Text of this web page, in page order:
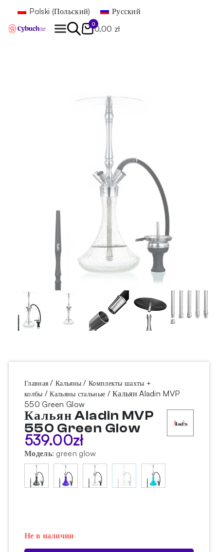
Polski (Польский) Русский
0
0,00 zł
Главная /Кальяны /Комплекты шахты +
колбы /Кальяны стальные / Кальян Aladin MVP
550 Green Glow
Кальян Aladin MVP
550 Green Glow
539.00zł
Модель: green glow
Не в наличии